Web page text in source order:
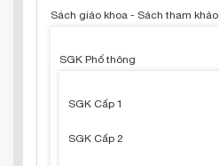
Sách giáo khoa - Sách tham khảo
SGK Phổ thông
SGK Cấp 1
SGK Cấp 2